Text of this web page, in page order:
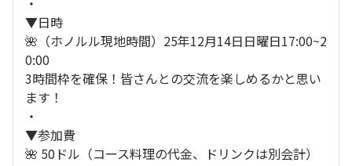
▼日時
🌺（ホノルル現地時間）25年12月14日日曜日17:00~2
0:00
3時間枠を確保！皆さんとの交流を楽しめるかと思い
ます！
・
▼参加費
🌺 50ドル（コース料理の代金、ドリンクは別会計）